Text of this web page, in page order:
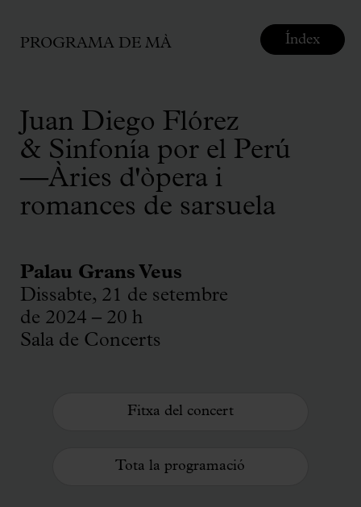
PROGRAMA DE MÀ
Juan Diego Flórez
& Sinfonía por el Perú
—Àries d'òpera i
romances de sarsuela
Palau Grans Veus
Dissabte, 21 de setembre
de 2024 – 20 h
Sala de Concerts
Fitxa del concert
Tota la programació
Índex